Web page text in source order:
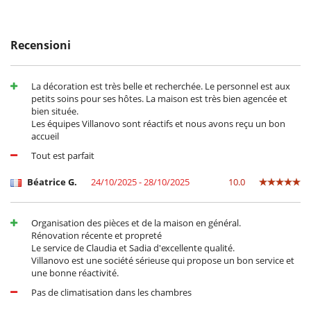
Giardino
Plancha
Sedie lunge sulla terrazza
Sedie lunge vicino alla piscina
Terrazza(e)
Divertimenti ed attività sportive
Accesso internet (wifi)
Giochi di società
Piscina calda esteriore
Tivù
Tivù cavo o satellite o internet
Zona di boccia
Elettrodomestici
Cucina americana
Macchina da caffè (a capsule)
della prenotazione.
- Non presentazione
Recensioni
La décoration est très belle et recherchée. Le personnel est aux
petits soins pour ses hôtes. La maison est très bien agencée et
bien située.
Les équipes Villanovo sont réactifs et nous avons reçu un bon
accueil
Tout est parfait
Béatrice G. 24/10/2025 - 28/10/2025 10.0
Organisation des pièces et de la maison en général.
Rénovation récente et propreté
Le service de Claudia et Sadia d'excellente qualité.
Villanovo est une société sérieuse qui propose un bon service et
une bonne réactivité.
Pas de climatisation dans les chambres